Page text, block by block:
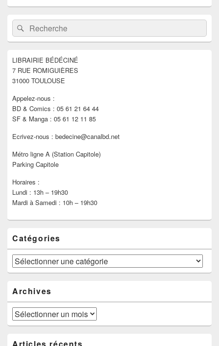
Zone
principale
de
widget
barre
latérale
Recherche :Rechercher
LIBRAIRIE BÉDÉCINÉ
7 RUE ROMIGUIÈRES
31000 TOULOUSE
Appelez-nous :
BD & Comics : 05 61 21 64 44
SF & Manga : 05 61 12 11 85
Ecrivez-nous : bedecine@canalbd.net
Métro ligne A (Station Capitole)
Parking Capitole
Horaires :
Lundi : 13h – 19h30
Mardi à Samedi : 10h – 19h30
Catégories
Catégories
Archives
Archives